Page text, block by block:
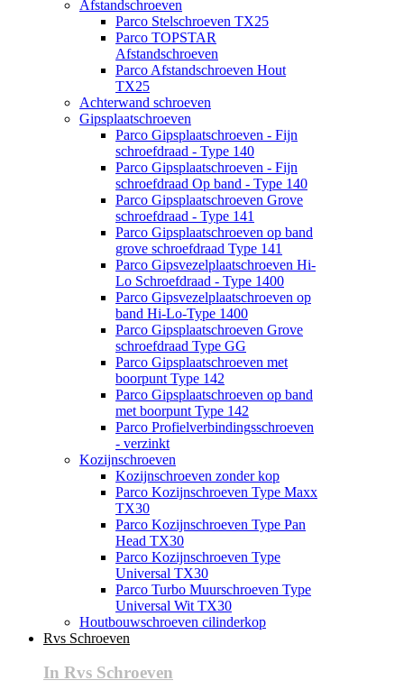
Afstandschroeven
Parco Stelschroeven TX25
Parco TOPSTAR
Afstandschroeven
Parco Afstandschroeven Hout
TX25
Achterwand schroeven
Gipsplaatschroeven
Parco Gipsplaatschroeven - Fijn
schroefdraad - Type 140
Parco Gipsplaatschroeven - Fijn
schroefdraad Op band - Type 140
Parco Gipsplaatschroeven Grove
schroefdraad - Type 141
Parco Gipsplaatschroeven op band
grove schroefdraad Type 141
Parco Gipsvezelplaatschroeven Hi-
Lo Schroefdraad - Type 1400
Parco Gipsvezelplaatschroeven op
band Hi-Lo-Type 1400
Parco Gipsplaatschroeven Grove
schroefdraad Type GG
Parco Gipsplaatschroeven met
boorpunt Type 142
Parco Gipsplaatschroeven op band
met boorpunt Type 142
Parco Profielverbindingsschroeven
- verzinkt
Kozijnschroeven
Kozijnschroeven zonder kop
Parco Kozijnschroeven Type Maxx
TX30
Parco Kozijnschroeven Type Pan
Head TX30
Parco Kozijnschroeven Type
Universal TX30
Parco Turbo Muurschroeven Type
Universal Wit TX30
Houtbouwschroeven cilinderkop
Rvs Schroeven
In Rvs Schroeven